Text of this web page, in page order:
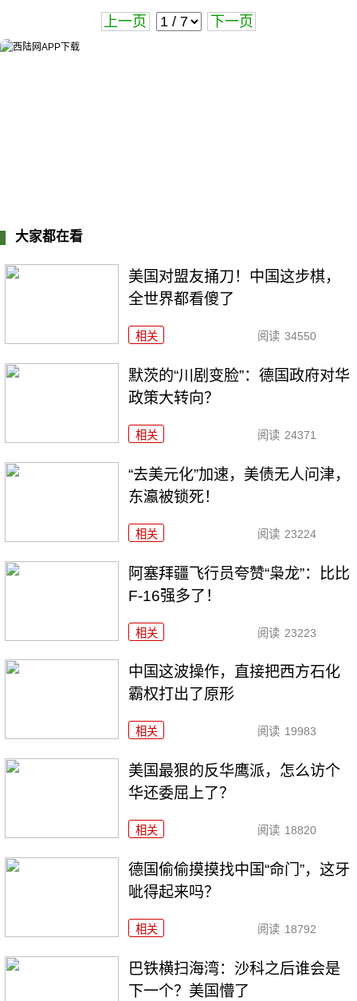
上一页 下一页
大家都在看
美国对盟友捅刀！中国这步棋，
全世界都看傻了
相关 阅读 34550
默茨的“川剧变脸”：德国政府对华
政策大转向？
相关 阅读 24371
“去美元化”加速，美债无人问津，
东瀛被锁死！
相关 阅读 23224
阿塞拜疆飞行员夸赞“枭龙”：比比
F-16强多了！
相关 阅读 23223
中国这波操作，直接把西方石化
霸权打出了原形
相关 阅读 19983
美国最狠的反华鹰派，怎么访个
华还委屈上了？
相关 阅读 18820
德国偷偷摸摸找中国“命门”，这牙
呲得起来吗？
相关 阅读 18792
巴铁横扫海湾：沙科之后谁会是
下一个？美国懵了